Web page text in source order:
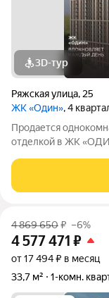
3D-тур
Ряжская улица, 25
ЖК «Один», 4
Продается
отделкой в ЖК
4 869 650₽ –6%
4 577 471 ₽
от 17 494 ₽ в месяц
33,7 м²
1-комн.